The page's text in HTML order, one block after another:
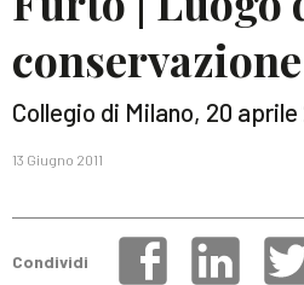
Collegio di Milano, 20 aprile
13 Giugno 2011
Condividi